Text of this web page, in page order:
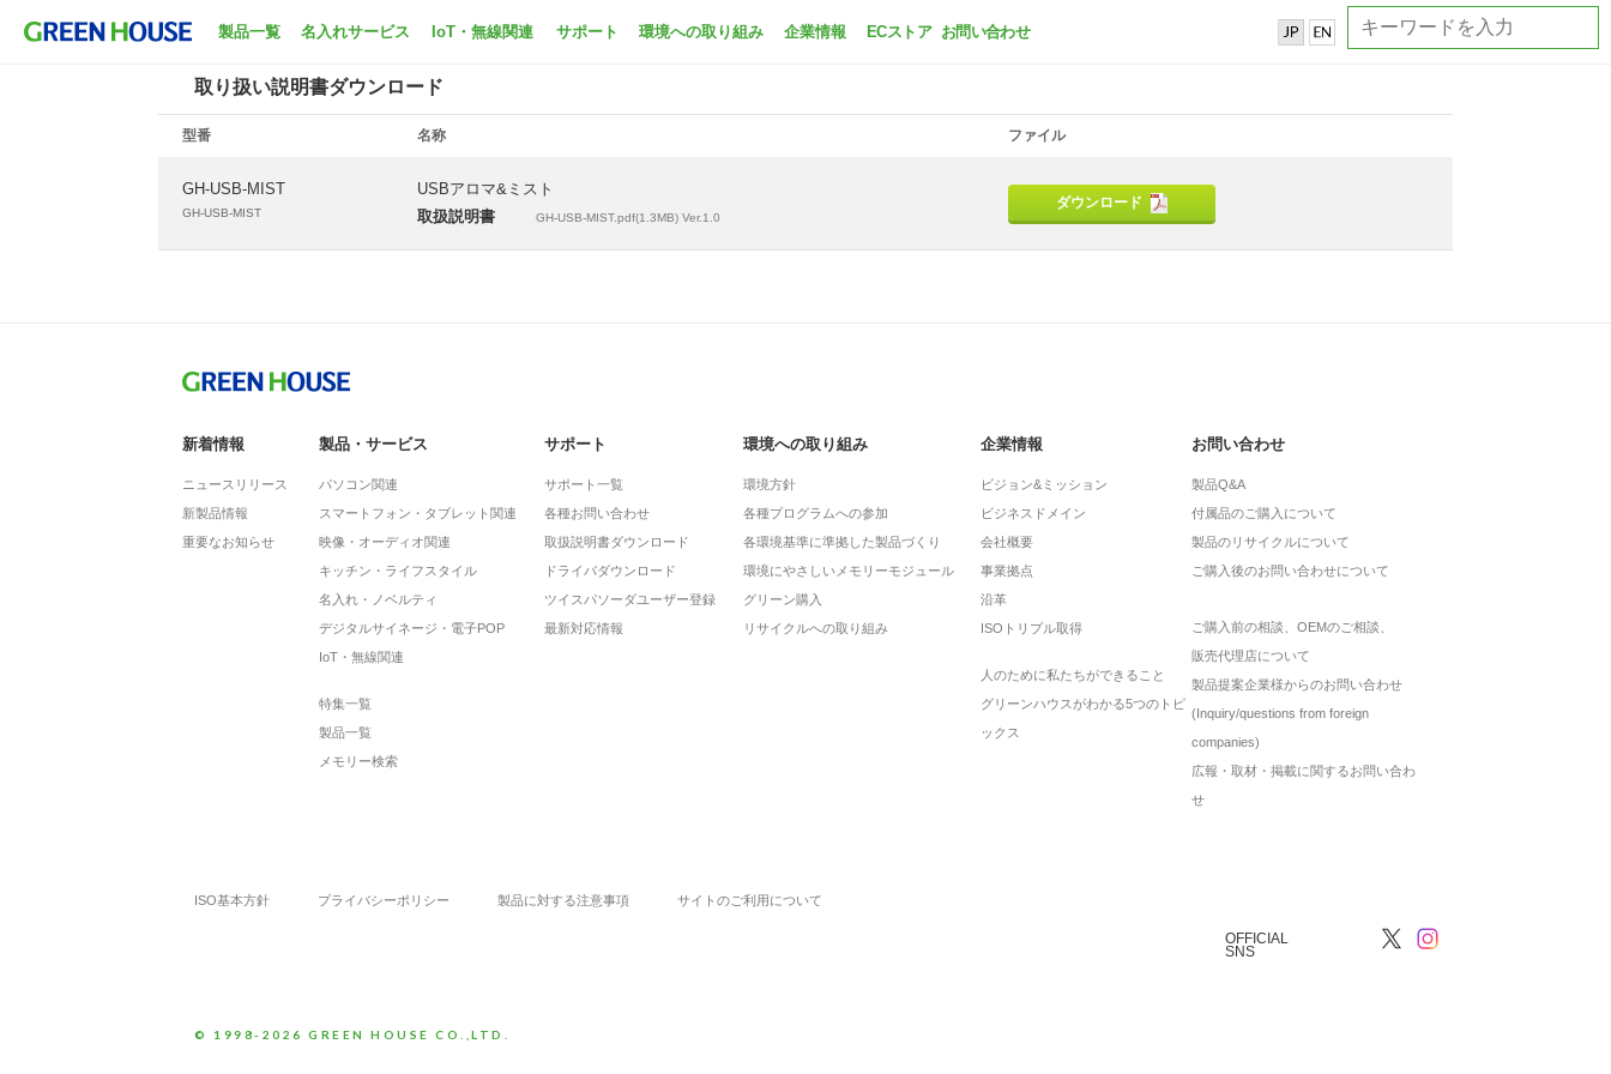
製品一覧 名入れサービス IoT・無線関連 サポート 環境への取り組み 企業情報 ECストア お問い合わせ
ホーム
取り扱い説明書ダウンロード
型番 名称 ファイル
GH-USB-MIST
GH-USB-MIST
USBアロマ&ミスト
取扱説明書
GH-USB-MIST.pdf(1.3MB) Ver.1.0
ダウンロード
新着情報
ニュースリリース
新製品情報
重要なお知らせ
製品・サービス
パソコン関連
スマートフォン・タブレット関連
映像・オーディオ関連
キッチン・ライフスタイル
名入れ・ノベルティ
デジタルサイネージ・電子POP
IoT・無線関連
特集一覧
製品一覧
メモリー検索
サポート
サポート一覧
各種お問い合わせ
取扱説明書ダウンロード
ドライバダウンロード
ツイスパソーダユーザー登録
最新対応情報
環境への取り組み
環境方針
各種プログラムへの参加
各環境基準に準拠した製品づくり
環境にやさしいメモリーモジュール
グリーン購入
リサイクルへの取り組み
企業情報
ビジョン&ミッション
ビジネスドメイン
会社概要
事業拠点
沿革
ISOトリプル取得
人のために私たちができること
グリーンハウスがわかる5つのトピ
ックス
お問い合わせ
製品Q&A
付属品のご購入について
製品のリサイクルについて
ご購入後のお問い合わせについて
ご購入前の相談、OEMのご相談、
販売代理店について
製品提案企業様からのお問い合わせ
(Inquiry/questions from foreign
companies)
広報・取材・掲載に関するお問い合わ
せ
ISO基本方針 プライバシーポリシー 製品に対する注意事項 サイトのご利用について
OFFICIAL
SNS
© 1998-2026 GREEN HOUSE CO.,LTD.